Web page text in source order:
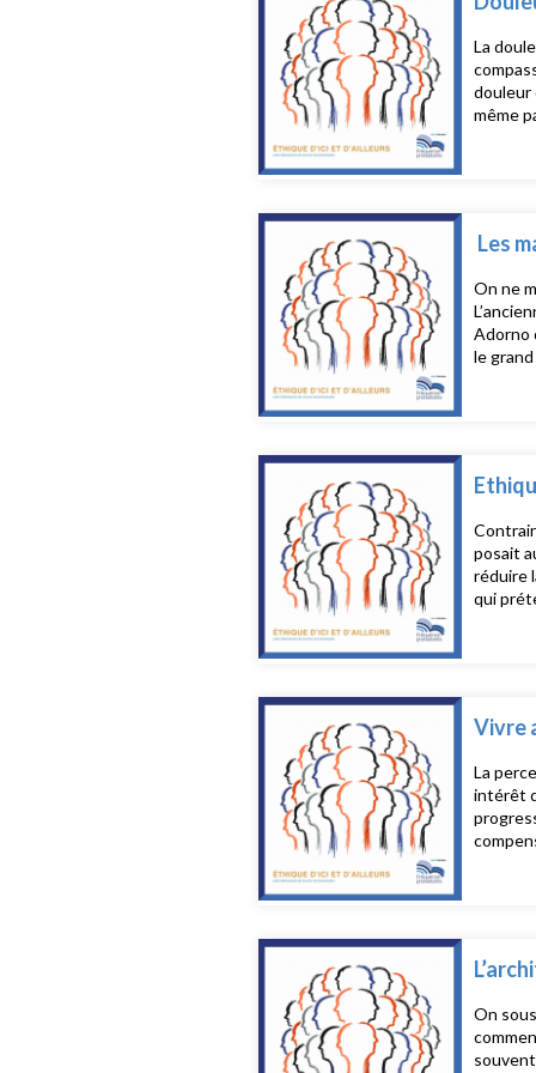
La
douleur
même
Les
On ne
Adorno
le
posait
réduire
qui prétend régenter la vie. Or,
Vivre
La
intérêt
On